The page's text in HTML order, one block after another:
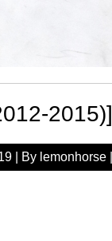
2015)]
| By lemonhorse